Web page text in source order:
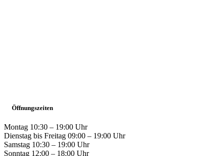
Öffnungszeiten
Montag 10:30 – 19:00 Uhr
Dienstag bis Freitag 09:00 – 19:00 Uhr
Samstag 10:30 – 19:00 Uhr
Sonntag 12:00 – 18:00 Uhr